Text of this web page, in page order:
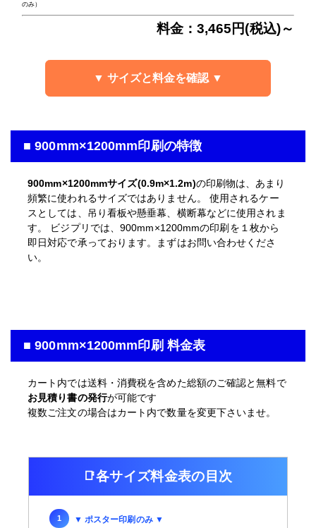
のみ）
料金：3,465円(税込)～
▼ サイズと料金を確認 ▼
■ 900mm×1200mm印刷の特徴
900mm×1200mmサイズ(0.9m×1.2m)の印刷物は、あまり
頻繁に使われるサイズではありません。 使用されるケー
スとしては、吊り看板や懸垂幕、横断幕などに使用されま
す。 ビジプリでは、900mm×1200mmの印刷を１枚から
即日対応で承っております。まずはお問い合わせくださ
い。
■ 900mm×1200mm印刷 料金表
カート内では送料・消費税を含めた総額のご確認と無料で
お見積り書の発行が可能です
複数ご注文の場合はカート内で数量を変更下さいませ。
各サイズ料金表の目次
▼ ポスター印刷のみ ▼